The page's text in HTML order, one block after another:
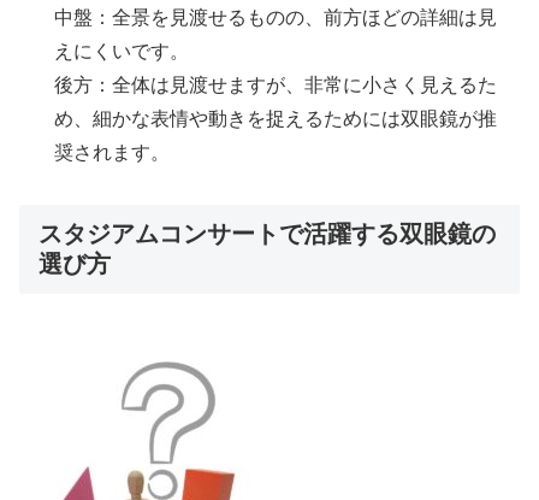
中盤：全景を見渡せるものの、前方ほどの詳細は見
えにくいです。
後方：全体は見渡せますが、非常に小さく見えるた
め、細かな表情や動きを捉えるためには双眼鏡が推
奨されます。
スタジアムコンサートで活躍する双眼鏡の
選び方